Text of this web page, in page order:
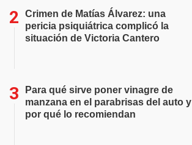
Crimen de Matías Álvarez: una
pericia psiquiátrica complicó la
situación de Victoria Cantero
Para qué sirve poner vinagre de
manzana en el parabrisas del auto y
por qué lo recomiendan